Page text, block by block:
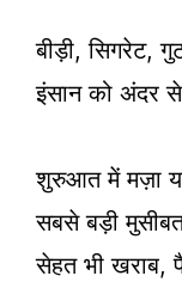
बीड़ी, सिगरेट,
इंसान को अंदर
शुरुआत में मज़ा
सबसे बड़ी
सेहत भी खराब,